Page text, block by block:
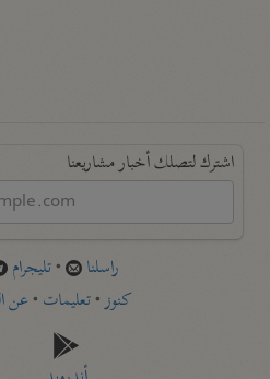
اشترك لتصلك أخبار مشاريعنا
راسلنا •تليجرام
كنوز•تعليمات •عن